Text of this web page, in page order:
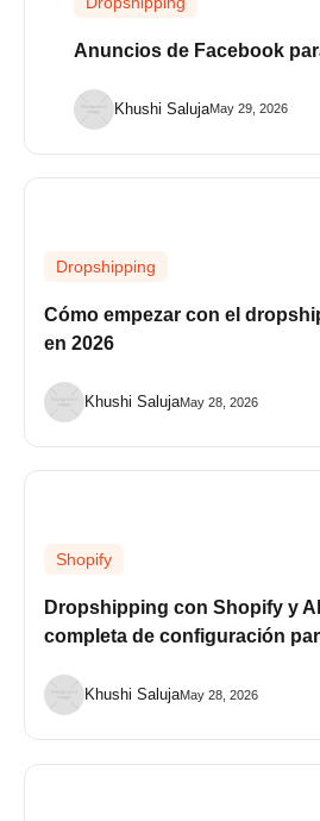
Anuncios de Facebook
Khushi SalujaMay 29, 2026
Dropshipping
Cómo empezar con el
en 2026
Khushi SalujaMay 28, 2026
Shopify
Dropshipping con Shopify y
completa de configuración
Khushi SalujaMay 28, 2026